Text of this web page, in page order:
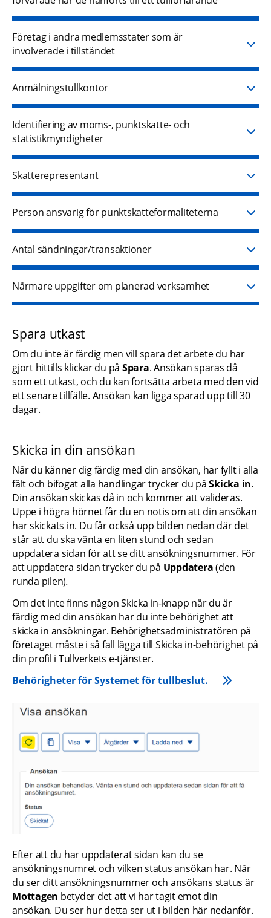
Företag i andra medlemsstater som är
involverade i tillståndet
Anmälningstullkontor
Identifiering av moms-, punktskatte- och
statistikmyndigheter
Skatterepresentant
Person ansvarig för punktskatteformaliteterna
Antal sändningar/transaktioner
Närmare uppgifter om planerad verksamhet
Spara utkast
Om du inte är färdig men vill spara det arbete du har
gjort hittills klickar du på Spara. Ansökan sparas då
som ett utkast, och du kan fortsätta arbeta med den vid
ett senare tillfälle. Ansökan kan ligga sparad upp till 30
dagar.
Skicka in din ansökan
När du känner dig färdig med din ansökan, har fyllt i alla
fält och bifogat alla handlingar trycker du på Skicka in.
Din ansökan skickas då in och kommer att valideras.
Uppe i högra hörnet får du en notis om att din ansökan
har skickats in. Du får också upp bilden nedan där det
står att du ska vänta en liten stund och sedan
uppdatera sidan för att se ditt ansökningsnummer. För
att uppdatera sidan trycker du på Uppdatera (den
runda pilen).
Om det inte finns någon Skicka in-knapp när du är
färdig med din ansökan har du inte behörighet att
skicka in ansökningar. Behörighetsadministratören på
företaget måste i så fall lägga till Skicka in-behörighet på
din profil i Tullverkets e‑tjänster.
Behörigheter för Systemet för tullbeslut.
Efter att du har uppdaterat sidan kan du se
ansökningsnumret och vilken status ansökan har. När
du ser ditt ansökningsnummer och ansökans status är
Mottagen betyder det att vi har tagit emot din
ansökan. Du ser hur detta ser ut i bilden här nedanför.